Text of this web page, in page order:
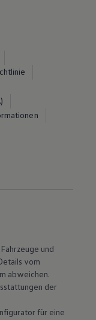
und
vom
abweichen.
der
für eine